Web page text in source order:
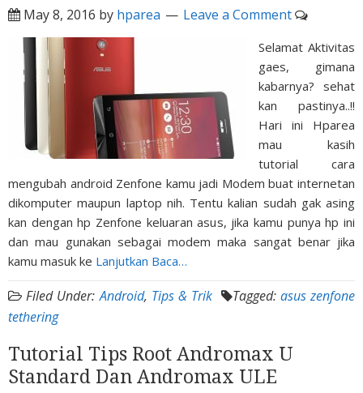
May 8, 2016 by hparea Leave a Comment
Selamat Aktivitas
gaes, gimana
kabarnya? sehat
kan pastinya..!!
Hari ini Hparea
mau kasih
tutorial cara
mengubah android Zenfone kamu jadi Modem buat internetan
dikomputer maupun laptop nih. Tentu kalian sudah gak asing
kan dengan hp Zenfone keluaran asus, jika kamu punya hp ini
dan mau gunakan sebagai modem maka sangat benar jika
kamu masuk ke Lanjutkan Baca…
Filed Under:Android, Tips & Trik Tagged: asus zenfone
tethering
Tutorial Tips Root Andromax U
Standard Dan Andromax ULE